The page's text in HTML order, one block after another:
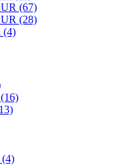
(67)
(28)
(4)
(4)